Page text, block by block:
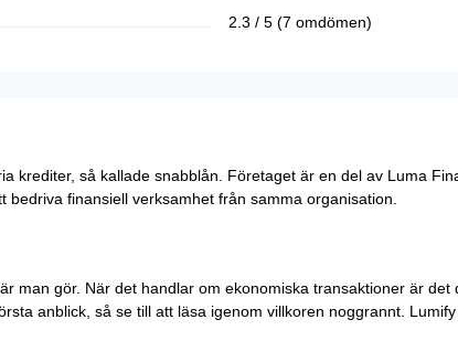
2.3 / 5 (7 omdömen)
krediter, så kallade snabblån. Företaget är en del av Luma
finansiell verksamhet från samma organisation.
man gör. När det handlar om ekonomiska transaktioner är
anblick, så se till att läsa igenom villkoren noggrannt.